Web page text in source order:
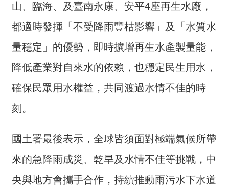
意
信
箱
語
詞
彙
常
問
答
山、臨海、及臺南永康、安平4座再生水廠，
都適時發揮「不受降雨豐枯影響」及「水質水
量穩定」的優勢，即時擴增再生水產製量能，
降低產業對自來水的依賴，也穩定民生用水，
確保民眾用水權益，共同渡過水情不佳的時
刻。
國土署最後表示，全球皆須面對極端氣候所帶
來的急降雨成災、乾旱及水情不佳等挑戰，中
央與地方會攜手合作，持續推動雨污水下水道